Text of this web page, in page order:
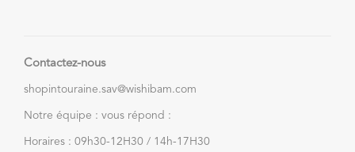
Contactez-nous
shopintouraine.sav@wishibam.com
Notre équipe : vous répond :
Horaires : 09h30-12H30 / 14h-17H30